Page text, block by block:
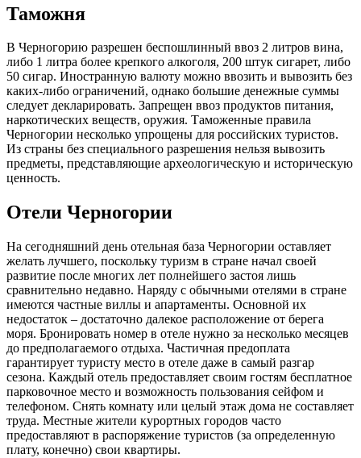
Таможня
В Черногорию разрешен беспошлинный ввоз 2 литров вина,
либо 1 литра более крепкого алкоголя, 200 штук сигарет, либо
50 сигар. Иностранную валюту можно ввозить и вывозить без
каких-либо ограничений, однако большие денежные суммы
следует декларировать. Запрещен ввоз продуктов питания,
наркотических веществ, оружия. Таможенные правила
Черногории несколько упрощены для российских туристов.
Из страны без специального разрешения нельзя вывозить
предметы, представляющие археологическую и историческую
ценность.
Отели Черногории
На сегодняшний день отельная база Черногории оставляет
желать лучшего, поскольку туризм в стране начал своей
развитие после многих лет полнейшего застоя лишь
сравнительно недавно. Наряду с обычными отелями в стране
имеются частные виллы и апартаменты. Основной их
недостаток – достаточно далекое расположение от берега
моря. Бронировать номер в отеле нужно за несколько месяцев
до предполагаемого отдыха. Частичная предоплата
гарантирует туристу место в отеле даже в самый разгар
сезона. Каждый отель предоставляет своим гостям бесплатное
парковочное место и возможность пользования сейфом и
телефоном. Снять комнату или целый этаж дома не составляет
труда. Местные жители курортных городов часто
предоставляют в распоряжение туристов (за определенную
плату, конечно) свои квартиры.